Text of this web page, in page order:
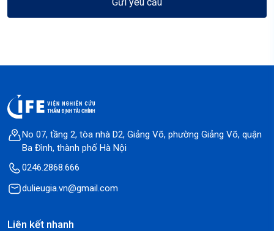
No 07, tầng 2, tòa nhà D2, Giảng Võ, phường Giảng Võ, quận
Ba Đình, thành phố Hà Nội
0246.2868.666
dulieugia.vn@gmail.com
Liên kết nhanh